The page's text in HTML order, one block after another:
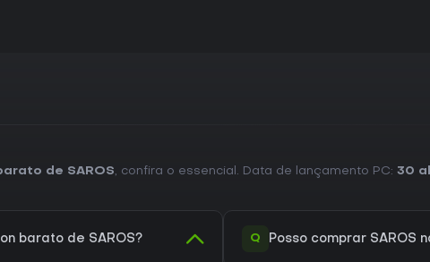
de SAROS, confira o essencial. Data de lançamento PC: 30
barato de SAROS? Q Posso comprar SAROS